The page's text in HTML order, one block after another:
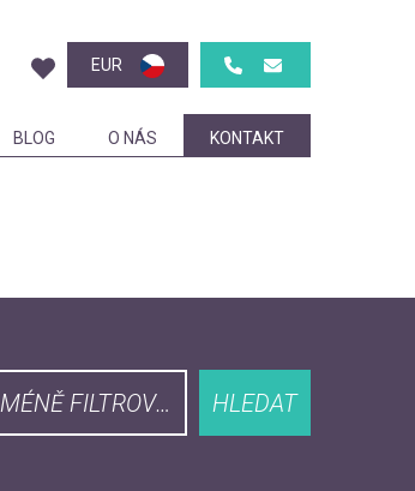
EUR
BLOG O NÁS KONTAKT
HLEDAT
MÉNĚ FILTROVAT